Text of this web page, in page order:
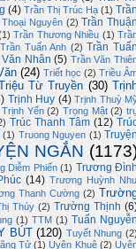
(4) Trần Thị Trúc Hạ (1)
Nguyên (2) Trần
Trần Thương Nhiều (1)
Trần Tuấn Anh (2) Trần
Nhân (5) Trần Văn
(24) Triết học (2) Triều
Từ Truyền (30)
Trịnh Huy (4) Trịnh Thuỳ
Trịnh Yến (2) Trọng Mật (2)
Trúc Thanh Tâm (12)
(1) Truong Nguyen (1)
NGẮN
Diễm Phiến (1) Trương
(14) Trương Huỳnh
Thanh Cường (2)
Thúy (2) Trường Thịnh
(1) TTM (1) Tuấn
BÚT (120) Tuyết Nhung
Tử (1) Uyên Khuê (2)